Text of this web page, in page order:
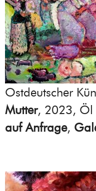
Ostdeutscher
Mutter, 2023, Öl
auf Anfrage,